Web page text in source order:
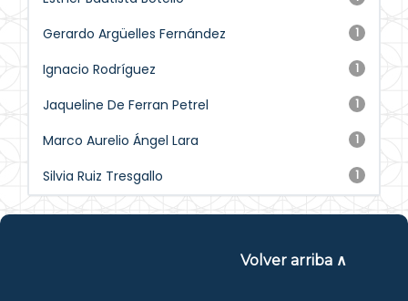
1
Gerardo Argüelles Fernández
1
Ignacio Rodríguez
1
Jaqueline De Ferran Petrel
1
Marco Aurelio Ángel Lara
1
Silvia Ruiz Tresgallo
Volver arriba ∧